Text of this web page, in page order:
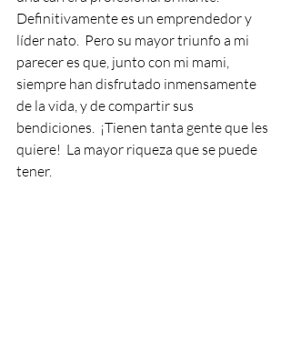
Definitivamente es un emprendedor y
líder nato.  Pero su mayor triunfo a mi
parecer es que, junto con mi mami,
siempre han disfrutado inmensamente
de la vida, y de compartir sus
bendiciones.  ¡Tienen tanta gente que les
quiere!  La mayor riqueza que se puede
tener.